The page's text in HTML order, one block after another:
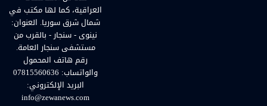
العراقية، كما لها مكتب في
شمال شرق سوريا. العنوان:
نينوى - سنجار - بالقرب من
مستشفى سنجار العامة.
رقم هاتف المحمول
والواتساب: 07815560636
البريد الإلكتروني:
info@zewanews.com